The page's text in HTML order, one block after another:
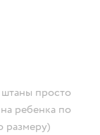
просто
ребенка по
размеру)